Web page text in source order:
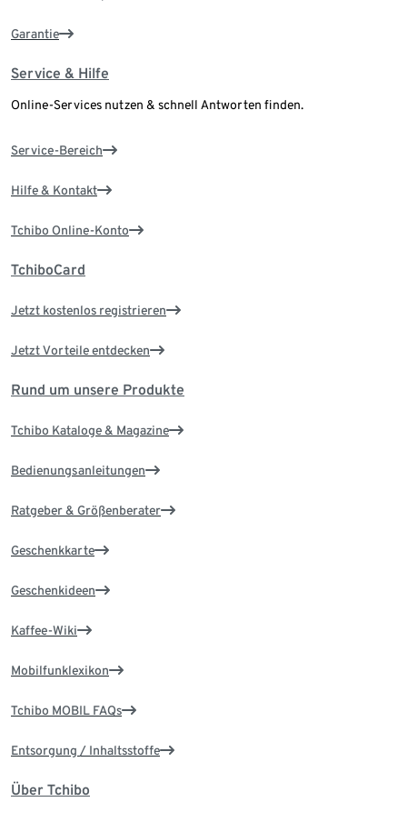
Garantie
Service & Hilfe
Online-Services nutzen & schnell Antworten finden.
Service-Bereich
Hilfe & Kontakt
Tchibo Online-Konto
TchiboCard
Jetzt kostenlos registrieren
Jetzt Vorteile entdecken
Rund um unsere Produkte
Tchibo Kataloge & Magazine
Bedienungsanleitungen
Ratgeber & Größenberater
Geschenkkarte
Geschenkideen
Kaffee-Wiki
Mobilfunklexikon
Tchibo MOBIL FAQs
Entsorgung / Inhaltsstoffe
Über Tchibo